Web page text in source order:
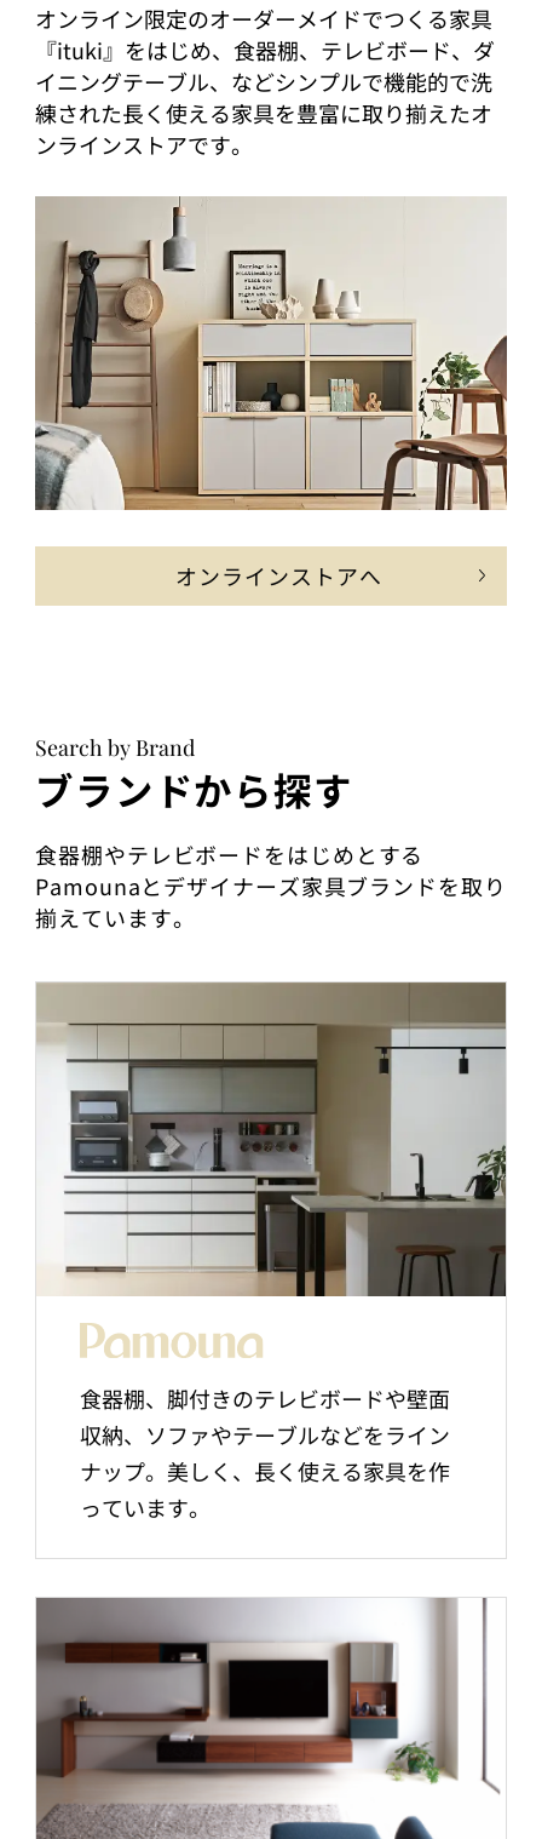
オンライン限定のオーダーメイドでつくる家具
『ituki』をはじめ、食器棚、テレビボード、ダ
イニングテーブル、などシンプルで機能的で洗
練された長く使える家具を豊富に取り揃えたオ
ンラインストアです。
オンラインストアへ
Search by Brand
ブランドから探す
食器棚やテレビボードをはじめとする
Pamounaとデザイナーズ家具ブランドを取り
揃えています。
食器棚、脚付きのテレビボードや壁面
収納、ソファやテーブルなどをライン
ナップ。美しく、長く使える家具を作
っています。